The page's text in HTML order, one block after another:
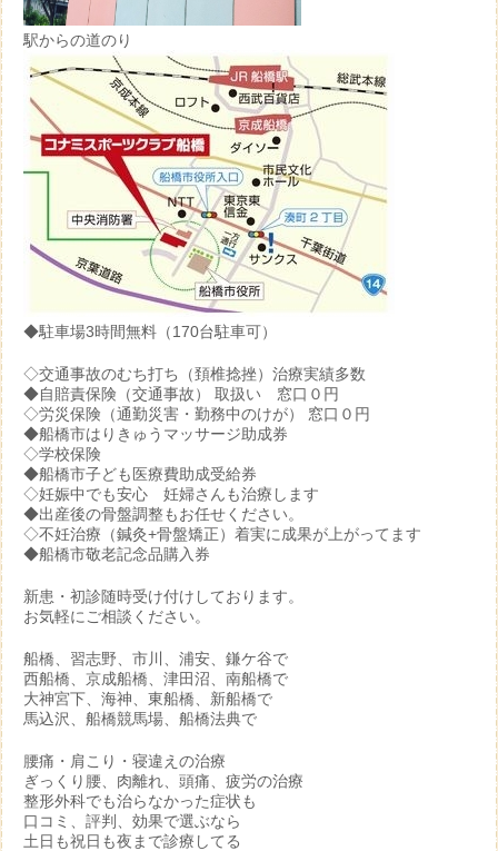
駅からの道のり
◆駐車場3時間無料（170台駐車可）
◇交通事故のむち打ち（頚椎捻挫）治療実績多数
◆自賠責保険（交通事故） 取扱い 窓口０円
◇労災保険（通勤災害・勤務中のけが） 窓口０円
◆船橋市はりきゅうマッサージ助成券
◇学校保険
◆船橋市子ども医療費助成受給券
◇妊娠中でも安心 妊婦さんも治療します
◆出産後の骨盤調整もお任せください。
◇不妊治療（鍼灸+骨盤矯正）着実に成果が上がってます
◆船橋市敬老記念品購入券
新患・初診随時受け付けしております。
お気軽にご相談ください。
船橋、習志野、市川、浦安、鎌ケ谷で
西船橋、京成船橋、津田沼、南船橋で
大神宮下、海神、東船橋、新船橋で
馬込沢、船橋競馬場、船橋法典で
腰痛・肩こり・寝違えの治療
ぎっくり腰、肉離れ、頭痛、疲労の治療
整形外科でも治らなかった症状も
口コミ、評判、効果で選ぶなら
土日も祝日も夜まで診療してる